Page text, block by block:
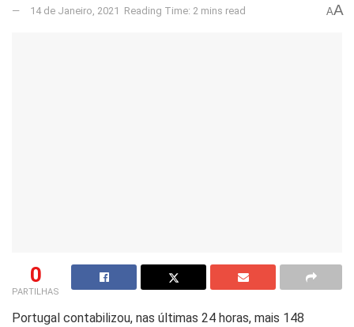
14 de Janeiro, 2021 Reading Time: 2 mins read AA
0
PARTILHAS
Portugal contabilizou, nas últimas 24 horas, mais 148